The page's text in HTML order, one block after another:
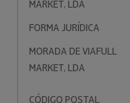
MARKET, LDA
FORMA JURÍDICA
MORADA DE VIAFULL
MARKET, LDA
CÓDIGO POSTAL